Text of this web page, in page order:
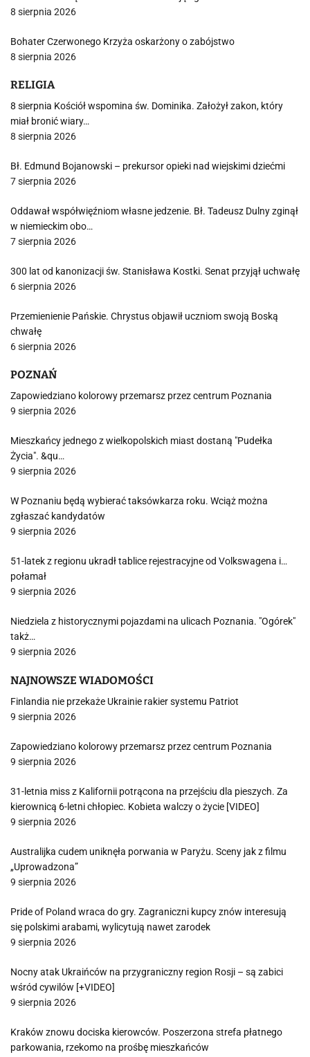
8 sierpnia 2026
Bohater Czerwonego Krzyża oskarżony o zabójstwo
8 sierpnia 2026
RELIGIA
8 sierpnia Kościół wspomina św. Dominika. Założył zakon, który
miał bronić wiary…
8 sierpnia 2026
Bł. Edmund Bojanowski – prekursor opieki nad wiejskimi dziećmi
7 sierpnia 2026
Oddawał współwięźniom własne jedzenie. Bł. Tadeusz Dulny zginął
w niemieckim obo…
7 sierpnia 2026
300 lat od kanonizacji św. Stanisława Kostki. Senat przyjął uchwałę
6 sierpnia 2026
Przemienienie Pańskie. Chrystus objawił uczniom swoją Boską
chwałę
6 sierpnia 2026
POZNAŃ
Zapowiedziano kolorowy przemarsz przez centrum Poznania
9 sierpnia 2026
Mieszkańcy jednego z wielkopolskich miast dostaną "Pudełka
Życia". &qu…
9 sierpnia 2026
W Poznaniu będą wybierać taksówkarza roku. Wciąż można
zgłaszać kandydatów
9 sierpnia 2026
51-latek z regionu ukradł tablice rejestracyjne od Volkswagena i…
połamał
9 sierpnia 2026
Niedziela z historycznymi pojazdami na ulicach Poznania. "Ogórek"
takż…
9 sierpnia 2026
NAJNOWSZE WIADOMOŚCI
Finlandia nie przekaże Ukrainie rakier systemu Patriot
9 sierpnia 2026
Zapowiedziano kolorowy przemarsz przez centrum Poznania
9 sierpnia 2026
31-letnia miss z Kalifornii potrącona na przejściu dla pieszych. Za
kierownicą 6-letni chłopiec. Kobieta walczy o życie [VIDEO]
9 sierpnia 2026
Australijka cudem uniknęła porwania w Paryżu. Sceny jak z filmu
„Uprowadzona”
9 sierpnia 2026
Pride of Poland wraca do gry. Zagraniczni kupcy znów interesują
się polskimi arabami, wylicytują nawet zarodek
9 sierpnia 2026
Nocny atak Ukraińców na przygraniczny region Rosji – są zabici
wśród cywilów [+VIDEO]
9 sierpnia 2026
Kraków znowu dociska kierowców. Poszerzona strefa płatnego
parkowania, rzekomo na prośbę mieszkańców